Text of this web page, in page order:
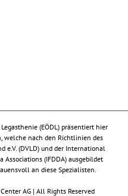
(EÖDL) präsentiert hier
welche nach den Richtlinien des
e.V. (DVLD) und der International
(IFDDA) ausgebildet
an diese Spezialisten.
AG | All Rights Reserved